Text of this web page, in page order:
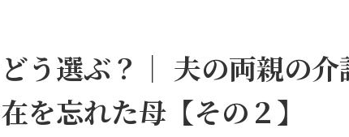
う選ぶ？｜ 夫の両親の介
を忘れた母【その２】